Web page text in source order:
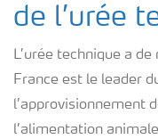
de l’urée
L’urée technique a
France est le leader
l’approvisionnement
l’alimentation